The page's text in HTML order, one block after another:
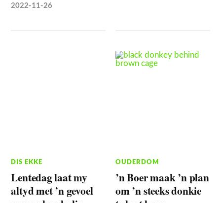
2022-11-26
DIS EKKE
Lentedag laat my
altyd met ’n gevoel
OUDERDOM
’n Boer maak ’n plan
om ’n steeks donkie